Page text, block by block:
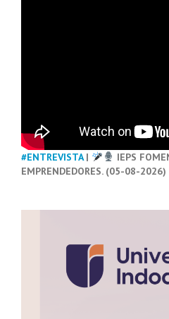
#ENTREVISTA|
IEPS
EMPRENDEDORES. (05-08-2026)